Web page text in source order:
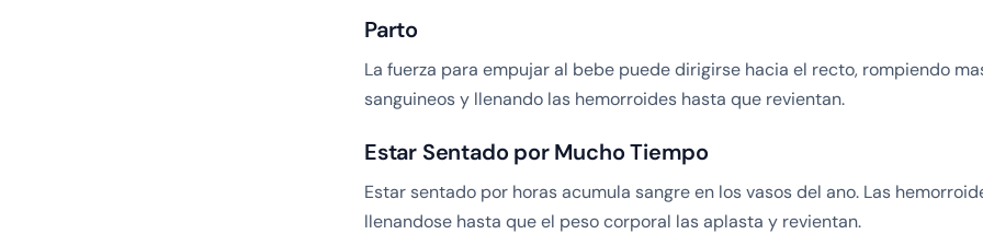
Parto
La fuerza para empujar al bebe puede dirigirse hacia el recto, rompiendo
sanguineos y llenando las hemorroides hasta que revientan.
Estar Sentado por Mucho Tiempo
Estar sentado por horas acumula sangre en los vasos del ano. Las
llenandose hasta que el peso corporal las aplasta y revientan.